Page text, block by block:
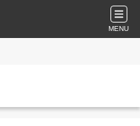
MENU